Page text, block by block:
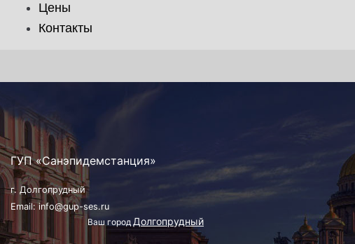
Цены
Контакты
ГУП «Санэпидемстанция»
г. Долгопрудный
Email: info@gup-ses.ru
Ваш город Долгопрудный